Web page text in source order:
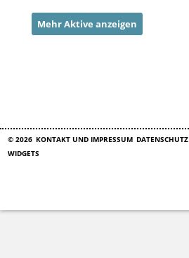
Mehr Aktive anzeigen
© 2026 KONTAKT UND IMPRESSUM DATENSCHUTZ
WIDGETS